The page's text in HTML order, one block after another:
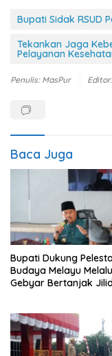
Bupati Sidak RSUD
Tekankan Jaga
Pelayanan
Penulis: MasPur
Baca Juga
Bupati Dukung
Budaya Melayu
Gebyar Bertanjak